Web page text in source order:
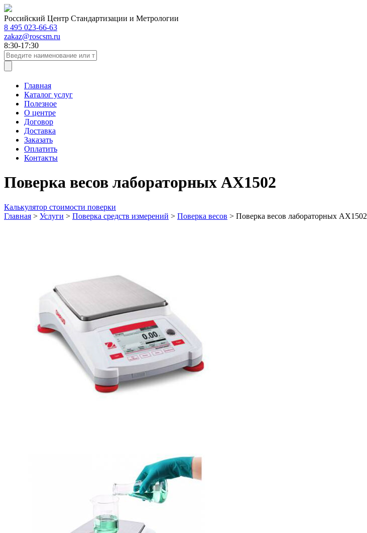
Российский Центр Стандартизации и Метрологии
8 495 023-66-63
zakaz@roscsm.ru
8:30-17:30
Главная
Каталог услуг
Полезное
О центре
Договор
Доставка
Заказать
Оплатить
Контакты
Поверка весов лабораторных AX1502
Калькулятор стоимости поверки
Главная > Услуги > Поверка средств измерений > Поверка весов > Поверка весов лабораторных AX1502